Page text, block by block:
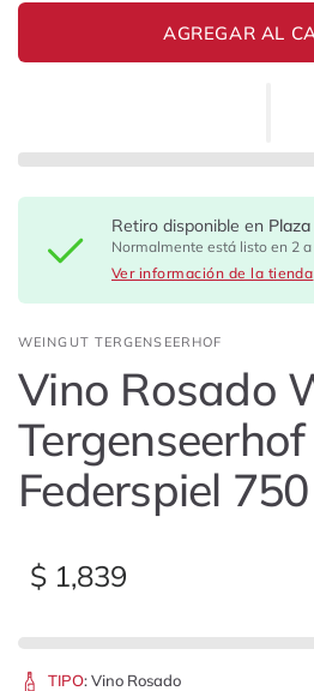
AGREGAR AL
Retiro disponible en
Normalmente está listo en 2
Ver información de la tienda
WEINGUT TERGENSEERHOF
Vino Rosado
Tergenseerhof
Federspiel
$ 1,839
TIPO:Vino Rosado